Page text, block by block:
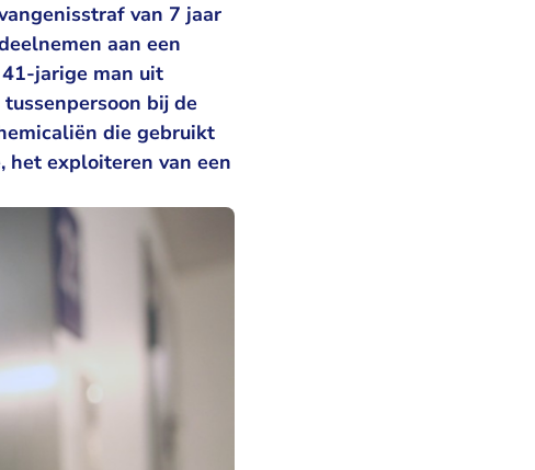
van 7 jaar
aan een
jarige man uit
bij de
die gebruikt
het exploiteren van een